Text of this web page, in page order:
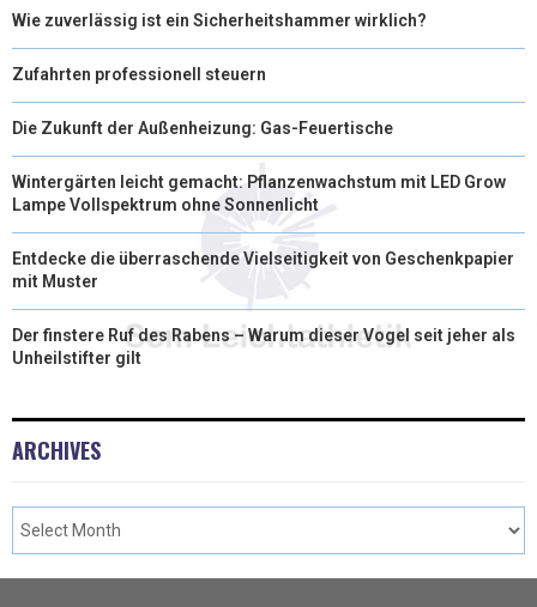
Wie zuverlässig ist ein Sicherheitshammer wirklich?
Zufahrten professionell steuern
Die Zukunft der Außenheizung: Gas-Feuertische
Wintergärten leicht gemacht: Pflanzenwachstum mit LED Grow
Lampe Vollspektrum ohne Sonnenlicht
Entdecke die überraschende Vielseitigkeit von Geschenkpapier
mit Muster
Der finstere Ruf des Rabens – Warum dieser Vogel seit jeher als
Unheilstifter gilt
ARCHIVES